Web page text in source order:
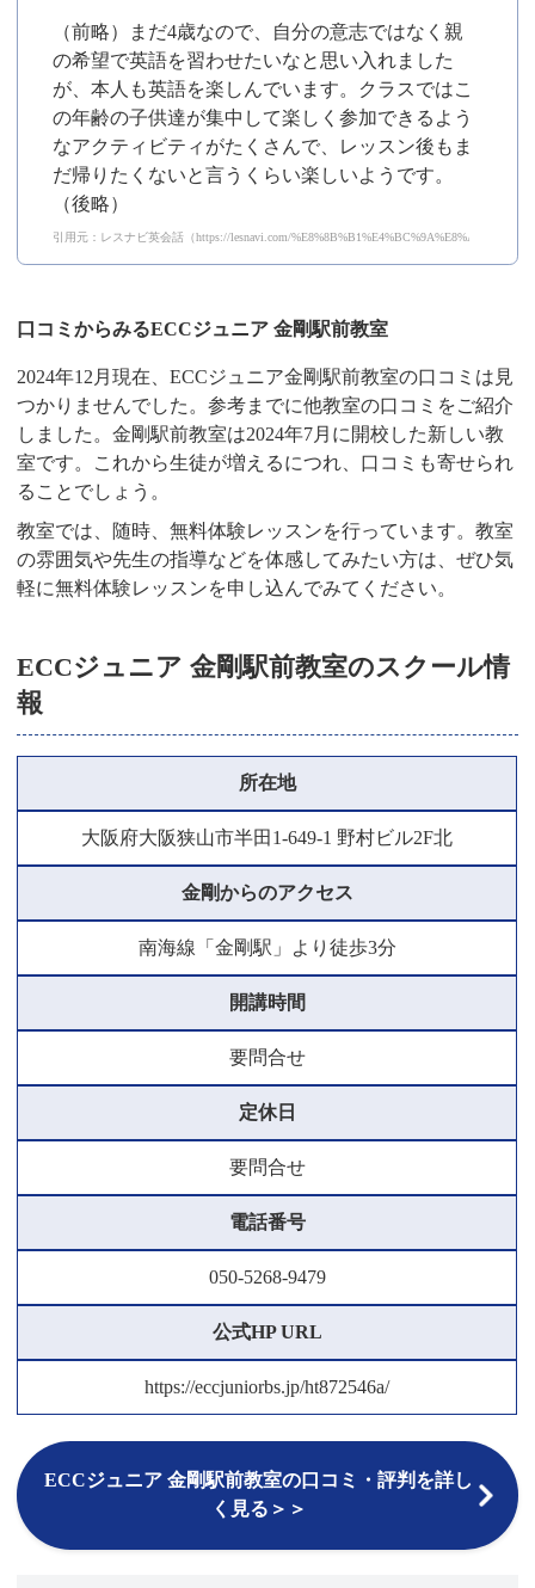
（前略）まだ4歳なので、自分の意志ではなく親
の希望で英語を習わせたいなと思い入れました
が、本人も英語を楽しんでいます。クラスではこ
の年齢の子供達が集中して楽しく参加できるよう
なアクティビティがたくさんで、レッスン後もま
だ帰りたくないと言うくらい楽しいようです。
（後略）
引用元：レスナビ英会話（https://lesnavi.com/%E8%8B%B1%E4%BC%9A%E8%A9%B1/
口コミからみるECCジュニア 金剛駅前教室
2024年12月現在、ECCジュニア金剛駅前教室の口コミは見
つかりませんでした。参考までに他教室の口コミをご紹介
しました。金剛駅前教室は2024年7月に開校した新しい教
室です。これから生徒が増えるにつれ、口コミも寄せられ
ることでしょう。
教室では、随時、無料体験レッスンを行っています。教室
の雰囲気や先生の指導などを体感してみたい方は、ぜひ気
軽に無料体験レッスンを申し込んでみてください。
ECCジュニア 金剛駅前教室のスクール情
報
所在地
大阪府大阪狭山市半田1-649-1 野村ビル2F北
金剛からのアクセス
南海線「金剛駅」より徒歩3分
開講時間
要問合せ
定休日
要問合せ
電話番号
050-5268-9479
公式HP URL
https://eccjuniorbs.jp/ht872546a/
ECCジュニア 金剛駅前教室の口コミ・評判を詳し
く見る＞＞